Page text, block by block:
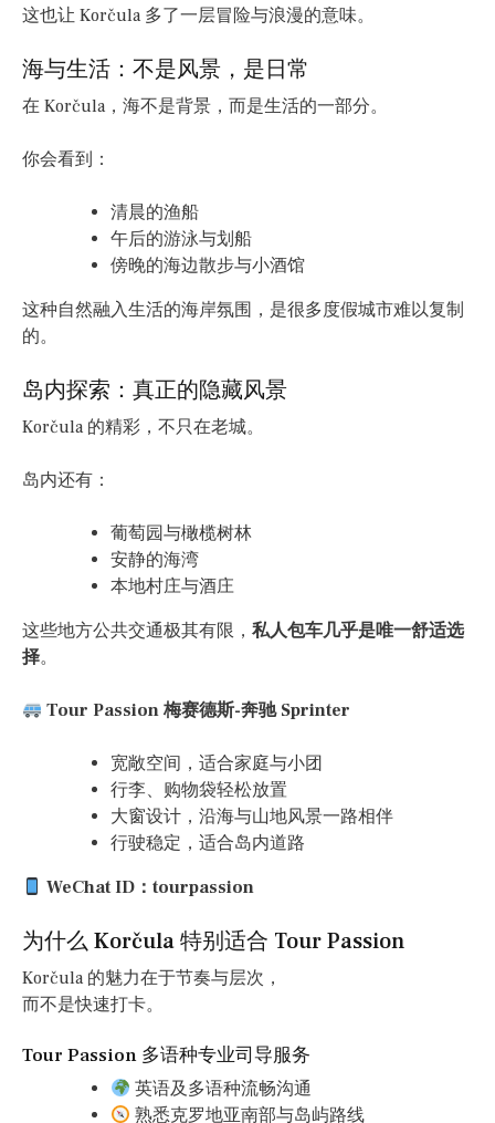
这也让 Korčula 多了一层冒险与浪漫的意味。
海与生活：不是风景，是日常
在 Korčula，海不是背景，而是生活的一部分。
你会看到：
清晨的渔船
午后的游泳与划船
傍晚的海边散步与小酒馆
这种自然融入生活的海岸氛围，是很多度假城市难以复制
的。
岛内探索：真正的隐藏风景
Korčula 的精彩，不只在老城。
岛内还有：
葡萄园与橄榄树林
安静的海湾
本地村庄与酒庄
这些地方公共交通极其有限， 私人包车几乎是唯一舒适选
择。
Tour Passion 梅赛德斯-奔驰 Sprinter
宽敞空间，适合家庭与小团
行李、购物袋轻松放置
大窗设计，沿海与山地风景一路相伴
行驶稳定，适合岛内道路
WeChat ID：tourpassion
为什么 Korčula 特别适合 Tour Passion
Korčula 的魅力在于节奏与层次，
而不是快速打卡。
Tour Passion 多语种专业司导服务
英语及多语种流畅沟通
熟悉克罗地亚南部与岛屿路线